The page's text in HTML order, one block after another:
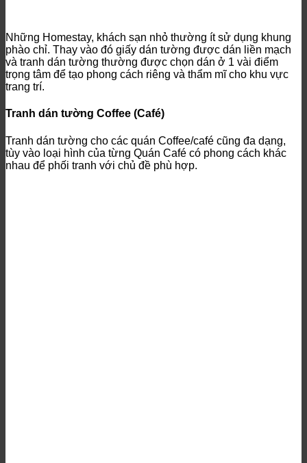
Những Homestay, khách sạn nhỏ thường ít sử dụng khung
phào chỉ. Thay vào đó giấy dán tường được dán liền mạch
và tranh dán tường thường được chọn dán ở 1 vài điểm
trọng tâm để tạo phong cách riêng và thẩm mĩ cho khu vực
trang trí.
Tranh dán tường Coffee (Café)
Tranh dán tường cho các quán Coffee/café cũng đa dạng,
tùy vào loại hình của từng Quán Café có phong cách khác
nhau để phối tranh với chủ đề phù hợp.